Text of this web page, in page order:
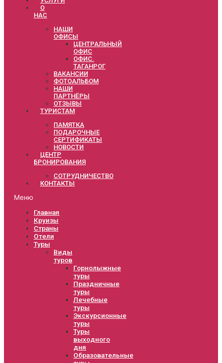
О
НАС
НАШИ
ОФИСЫ
ЦЕНТРАЛЬНЫЙ
ОФИС
ОФИС.
ТАГАНРОГ
ВАКАНСИИ
ФОТОАЛЬБОМ
НАШИ
ПАРТНЁРЫ
ОТЗЫВЫ
ТУРИСТАМ
ПАМЯТКА
ПОДАРОЧНЫЕ
СЕРТИФИКАТЫ
НОВОСТИ
ЦЕНТР
БРОНИРОВАНИЯ
СОТРУДНИЧЕСТВО
КОНТАКТЫ
Меню
Главная
Круизы
Страны
Отели
Туры
Виды
туров
Горнолыжные
туры
Праздничные
туры
Лечебные
туры
Экскурсионные
туры
Туры
выходного
дня
Образовательные